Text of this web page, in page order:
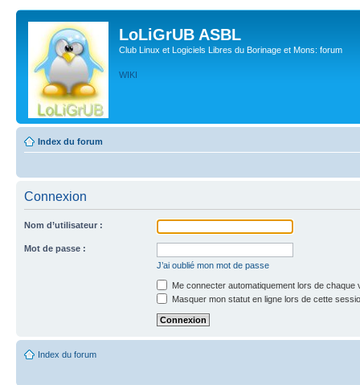
LoLiGrUB ASBL
Club Linux et Logiciels Libres du Borinage et Mons: forum
WIKI
Index du forum
Connexion
Nom d’utilisateur :
Mot de passe :
J’ai oublié mon mot de passe
Me connecter automatiquement lors de chaque
Masquer mon statut en ligne lors de cette
Index du forum